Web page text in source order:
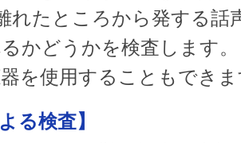
れたところから発する話
かどうかを検査します。
を使用することもでき
る検査】